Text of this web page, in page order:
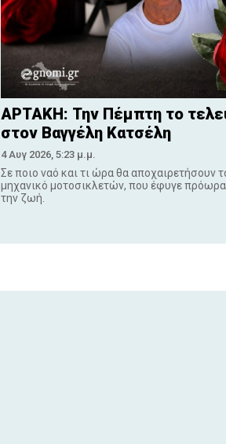
ΑΡΤΑΚΗ: Την Πέμπτη το
στον Βαγγέλη Κατσέλη
4 Αυγ 2026, 5:23 μ.μ.
Σε ποιο ναό και τι ώρα θα αποχαιρετήσουν
μηχανικό μοτοσικλετών, που έφυγε πρόωρα
την ζωή.